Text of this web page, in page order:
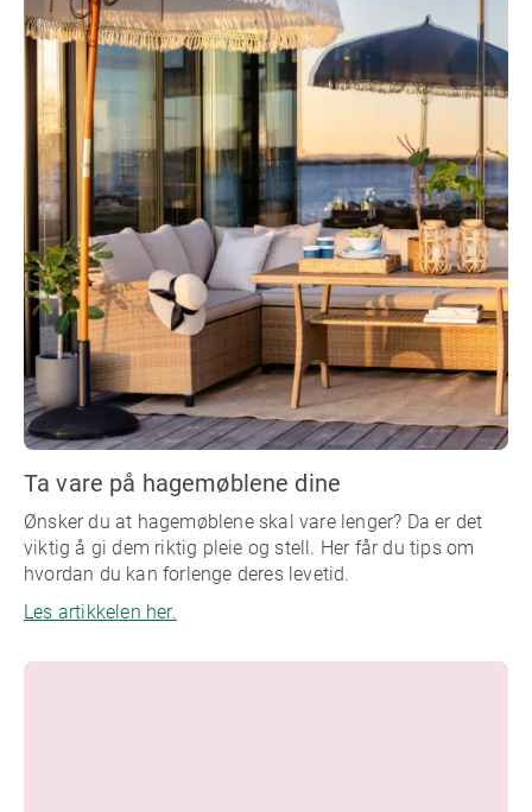
Ta vare på hagemøblene dine
Ønsker du at hagemøblene skal vare lenger? Da er det
viktig å gi dem riktig pleie og stell. Her får du tips om
hvordan du kan forlenge deres levetid.
Les artikkelen her.